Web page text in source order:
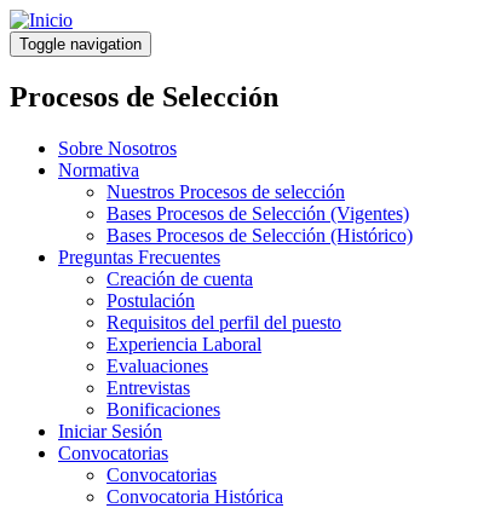
Pasar
al
contenido
principal
Toggle navigation
Procesos de Selección
Sobre Nosotros
Normativa
Nuestros Procesos de selección
Bases Procesos de Selección (Vigentes)
Bases Procesos de Selección (Histórico)
Preguntas Frecuentes
Creación de cuenta
Postulación
Requisitos del perfil del puesto
Experiencia Laboral
Evaluaciones
Entrevistas
Bonificaciones
Iniciar Sesión
Convocatorias
Convocatorias
Convocatoria Histórica